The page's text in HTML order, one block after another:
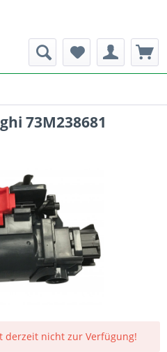
73M238681
derzeit nicht zur Verfügung!